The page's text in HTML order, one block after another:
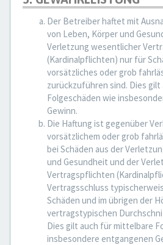
Der Betreiber haftet mit
von Leben, Körper und
Verletzung wesentlicher
(Kardinalpflichten) nur für
vorsätzliches oder grob
zurückzuführen sind. Dies
Folgeschäden wie
Gewinn.
Die Haftung ist gegenüber
vorsätzlichem oder grob
bei Schäden aus der
und Gesundheit und der
Vertragspflichten
Vertragsschluss
Schäden und im übrigen der
vertragstypischen
Dies gilt auch für mittelbare
insbesondere entgangenen